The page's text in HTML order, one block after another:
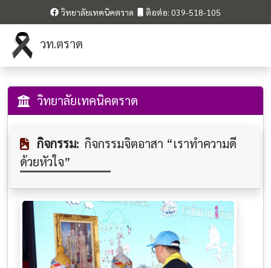
วิทยาลัยเทคนิคตราด ติอต่อ: 039-518-105
วท.ตราด
วิทยาลัยเทคนิคตราด
กิจกรรม: กิจกรรมจิตอาสา “เราทำความดี
ด้วยหัวใจ”